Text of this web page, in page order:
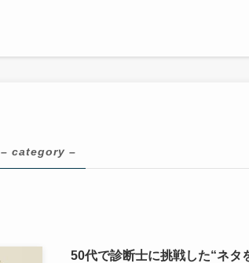
– category –
50代で診断士に挑戦した“ネタ